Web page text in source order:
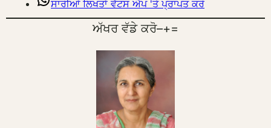
ਸਾਰੀਆਂ ਲਿਖਤਾਂ ਵੱਟਸ ਐਪ 'ਤੇ ਪ੍ਰਾਪਤ ਕਰੋ
ਅੱਖਰ ਵੱਡੇ ਕਰੋ–+=